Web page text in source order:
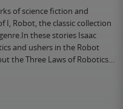
of science fiction and
Robot, the classic collection
these stories Isaac
and ushers in the Robot
the Three Laws of Robotics…